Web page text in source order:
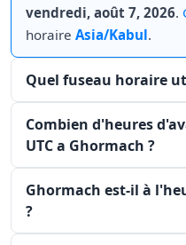
vendredi, août 7, 2026.
horaire Asia/Kabul.
Quel fuseau horaire
Combien d'heures
UTC a Ghormach ?
Ghormach est-il à
?